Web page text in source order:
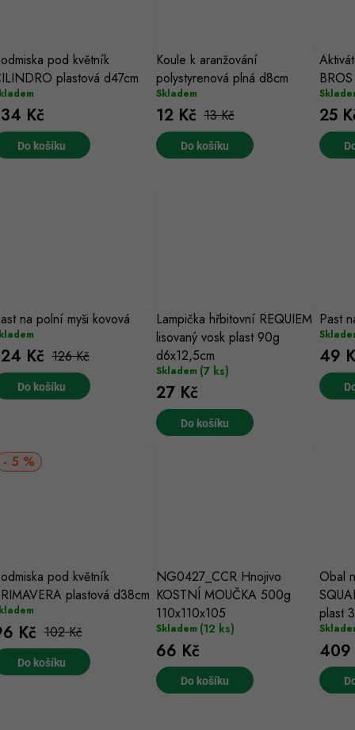
pod květník
plastová d47cm
Kč
Do košíku
Koule k aranžování
polystyrenová plná d8cm
Skladem
12 Kč 13 Kč
Do košíku
25
na polní myši kovová
Kč 126 Kč
Do košíku
Lampička hřbitovní REQUIEM
lisovaný vosk plast 90g
d6x12,5cm
Skladem (7 ks)
27 Kč
Do košíku
Past
49
pod květník
plastová d38cm
5 %
Kč 102 Kč
Do košíku
NG0427_CCR Hnojivo
KOSTNÍ MOUČKA 500g
110x110x105
Skladem (12 ks)
66 Kč
Do košíku
Obal
plast
409